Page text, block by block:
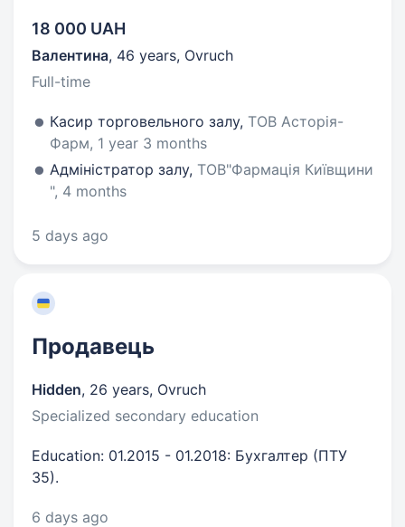
18 000 UAH
Валентина, 46 years, Ovruch
Full-time
Касир торговельного залу, ТОВ Асторія-
Фарм, 1 year 3 months
Адміністратор залу, ТОВ"Фармація Київщини
", 4 months
5 days ago
Продавець
Hidden, 26 years, Ovruch
Specialized secondary education
Education: 01.2015 - 01.2018: Бухгалтер (ПТУ
35).
6 days ago